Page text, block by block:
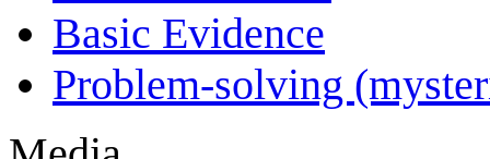
Basic Evidence
Problem-solving